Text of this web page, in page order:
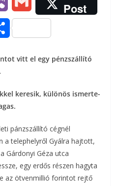
i
b
e
m
a
i
Post
O
a
m
e
g
vitt el egy pénz­szál­lító
ke­re­sik, kü­lö­nös is­mer­te­
pánzszállító cégnél
a telephelyről Gyálra hajtott,
Gárdonyi Géza utca
egy erdős részen hagyta
az ötvenmillió forintot rejtő